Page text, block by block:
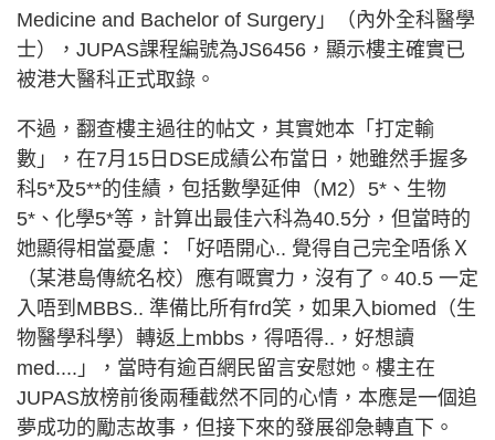
Medicine and Bachelor of Surgery」（內外全科醫學
士），JUPAS課程編號為JS6456，顯示樓主確實已
被港大醫科正式取錄。
不過，翻查樓主過往的帖文，其實她本「打定輸
數」，在7月15日DSE成績公布當日，她雖然手握多
科5*及5**的佳績，包括數學延伸（M2）5*、生物
5*、化學5*等，計算出最佳六科為40.5分，但當時的
她顯得相當憂慮：「好唔開心.. 覺得自己完全唔係Ｘ
（某港島傳統名校）應有嘅實力，沒有了。40.5 一定
入唔到MBBS.. 準備比所有frd笑，如果入biomed（生
物醫學科學）轉返上mbbs，得唔得..，好想讀
med....」，當時有逾百網民留言安慰她。樓主在
JUPAS放榜前後兩種截然不同的心情，本應是一個追
夢成功的勵志故事，但接下來的發展卻急轉直下。